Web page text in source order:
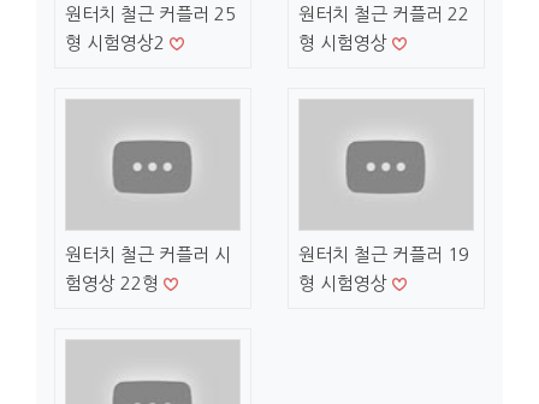
원터치 철근 커플러 25
형 시험영상2
원터치 철근 커플러 22
형 시험영상
원터치 철근 커플러 시
험영상 22형
원터치 철근 커플러 19
형 시험영상